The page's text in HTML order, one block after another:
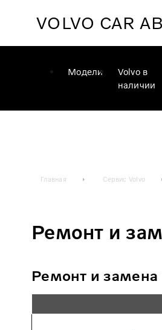
VOLVO CAR
Модели
Volvo в
наличии
Главная Сервис Volvo
Ремонт и
Ремонт и замена